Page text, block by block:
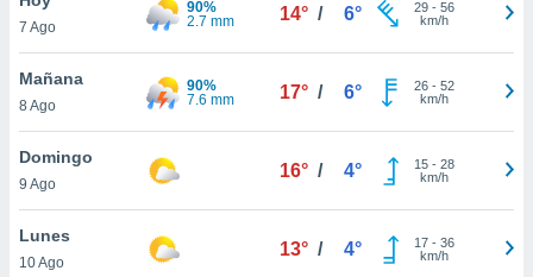
y
en
más
de
7 Ago
90%
2.7 mm
14° / 6° 29- 56
km/h
Mañana
8 Ago
90%
7.6 mm
17° / 6° 26- 52
km/h
Domingo
9 Ago
16° / 4° 15- 28
km/h
Lunes
10 Ago
13° / 4° 17- 36
km/h